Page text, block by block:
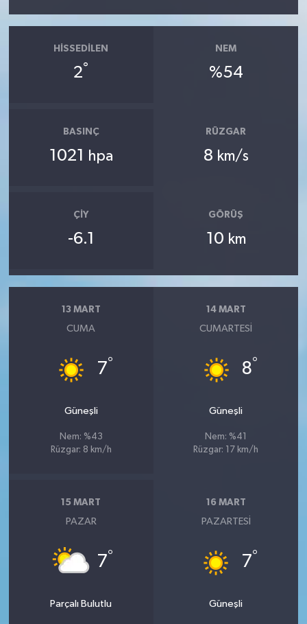
HISSEDILEN
2°
NEM
%54
BASINÇ
1021 hpa
RÜZGAR
8 km/s
ÇIY
-6.1
GÖRÜŞ
10 km
13 MART
CUMA
7°
Güneşli
Nem: %43
Rüzgar: 8 km/h
14 MART
CUMARTESI
8°
Güneşli
Nem: %41
Rüzgar: 17 km/h
15 MART
PAZAR
7°
Parçalı Bulutlu
16 MART
PAZARTESI
7°
Güneşli